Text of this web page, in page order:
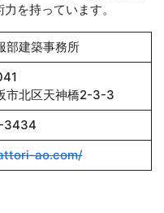
を持っています。
部建築事務所
市北区天神橋2-3-3
3434
ao.com/